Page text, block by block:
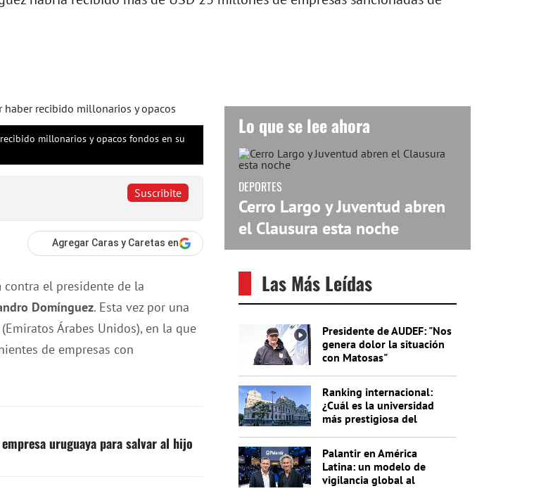
millonarios y opacos fondos en su
Suscribite
Agregar Caras y Caretas en
contra el presidente de la
Domínguez. Esta vez por una
(Emiratos Árabes Unidos), en la que
de empresas con
uruguaya para salvar al hijo
Lo que se lee ahora
DEPORTES
Cerro Largo y Juventud abren
el Clausura esta noche
Las Más Leídas
Presidente de AUDEF: "Nos
genera dolor la situación
con Matosas"
Ranking internacional:
¿Cuál es la universidad
más prestigiosa del
Palantir en América
Latina: un modelo de
vigilancia global al